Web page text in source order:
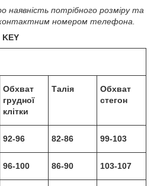
наявність потрібного розміру та
номером телефона.
Обхват
грудної
клітки
Талія
Обхват
стегон
92-96 82-86 99-103
96-100 86-90 103-107